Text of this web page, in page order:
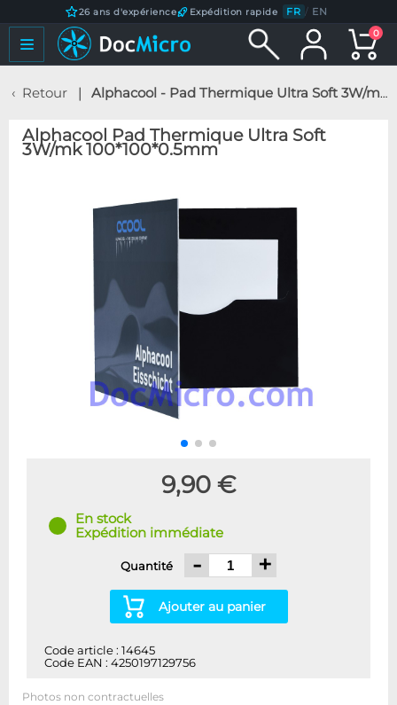
26 ans d'expérience Expédition rapide FR / EN
0
Retour Alphacool - Pad Thermique Ultra Soft 3W/mk 100*100*0.5mm
Alphacool Pad Thermique Ultra Soft
3W/mk 100*100*0.5mm
9,90 €
En stock
Expédition immédiate
Quantité - +
Ajouter au panier
Code article : 14645
Code EAN : 4250197129756
Photos non contractuelles